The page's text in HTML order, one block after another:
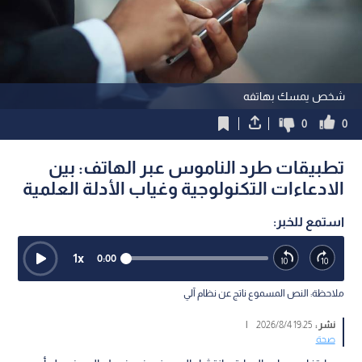
شخص يمسك بهاتفه
0
0
تطبيقات طرد الناموس عبر الهاتف: بين
الادعاءات التكنولوجية وغياب الأدلة العلمية
استمع للخبر:
0:00
1x
ملاحظة: النص المسموع ناتج عن نظام آلي
نشر :19:25 2026/8/4
|
صحة